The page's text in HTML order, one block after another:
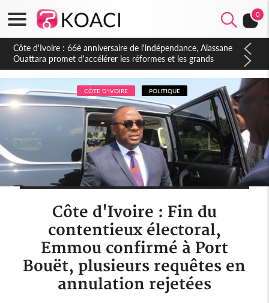
0
Côte d'Ivoire : À Abidjan, Amadou Oury Bah admire le modèle
ivoirien et veut s'en inspirer pour accélérer le développement
de la Guinée
CÔTE D'IVOIRE POLITIQUE
Côte d'Ivoire : Fin du
contentieux électoral,
Emmou confirmé à Port
Bouët, plusieurs requêtes en
annulation rejetées